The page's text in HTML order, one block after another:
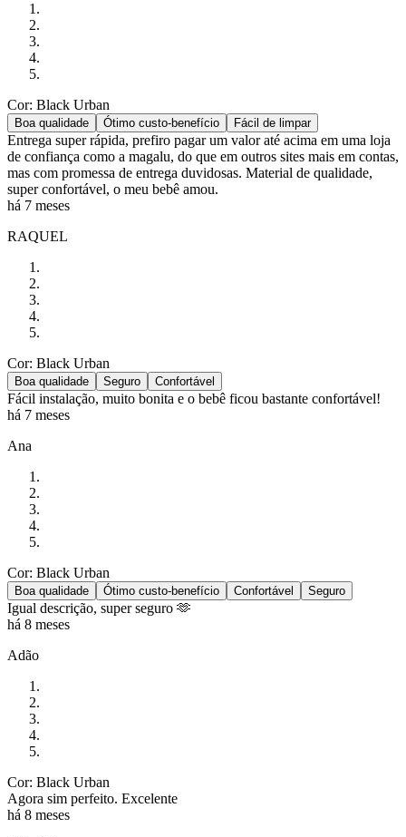
Cor: Black Urban
Boa qualidade Ótimo custo-benefício Fácil de limpar
Entrega super rápida, prefiro pagar um valor até acima em uma loja
de confiança como a magalu, do que em outros sites mais em contas,
mas com promessa de entrega duvidosas. Material de qualidade,
super confortável, o meu bebê amou.
há 7 meses
RAQUEL
Cor: Black Urban
Boa qualidade Seguro Confortável
Fácil instalação, muito bonita e o bebê ficou bastante confortável!
há 7 meses
Ana
Cor: Black Urban
Boa qualidade Ótimo custo-benefício Confortável Seguro
Igual descrição, super seguro 🫶
há 8 meses
Adão
Cor: Black Urban
Agora sim perfeito. Excelente
há 8 meses